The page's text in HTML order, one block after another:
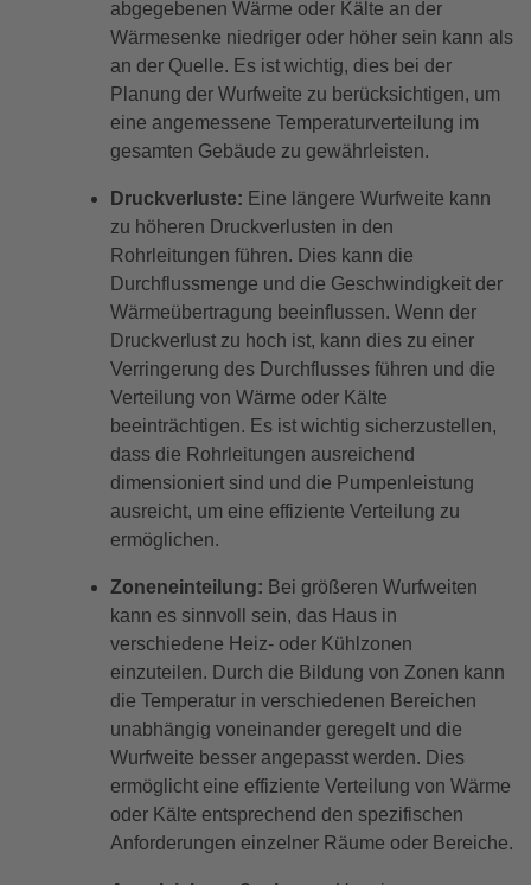
abgegebenen Wärme oder Kälte an der
Wärmesenke niedriger oder höher sein kann als
an der Quelle. Es ist wichtig, dies bei der
Planung der Wurfweite zu berücksichtigen, um
eine angemessene Temperaturverteilung im
gesamten Gebäude zu gewährleisten.
Druckverluste: Eine längere Wurfweite kann
zu höheren Druckverlusten in den
Rohrleitungen führen. Dies kann die
Durchflussmenge und die Geschwindigkeit der
Wärmeübertragung beeinflussen. Wenn der
Druckverlust zu hoch ist, kann dies zu einer
Verringerung des Durchflusses führen und die
Verteilung von Wärme oder Kälte
beeinträchtigen. Es ist wichtig sicherzustellen,
dass die Rohrleitungen ausreichend
dimensioniert sind und die Pumpenleistung
ausreicht, um eine effiziente Verteilung zu
ermöglichen.
Zoneneinteilung: Bei größeren Wurfweiten
kann es sinnvoll sein, das Haus in
verschiedene Heiz- oder Kühlzonen
einzuteilen. Durch die Bildung von Zonen kann
die Temperatur in verschiedenen Bereichen
unabhängig voneinander geregelt und die
Wurfweite besser angepasst werden. Dies
ermöglicht eine effiziente Verteilung von Wärme
oder Kälte entsprechend den spezifischen
Anforderungen einzelner Räume oder Bereiche.